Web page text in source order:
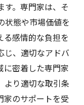
す。専門家は、そ
状態や市場価値を
る感情的な負担を
じ、適切なアドバ
に密着した専門家
より適切な取引条
家のサポートを受